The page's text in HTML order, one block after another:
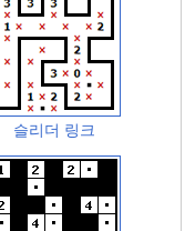
슬리더 링크